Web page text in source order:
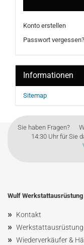
Konto erstellen
Passwort vergessen?
Informationen
Sitemap
Sie haben Fragen?
14:30 Uhr für
Wulf Werkstattausrüstung
» Kontakt
» Werkstattausrüstung
» Wiederverkäufer &